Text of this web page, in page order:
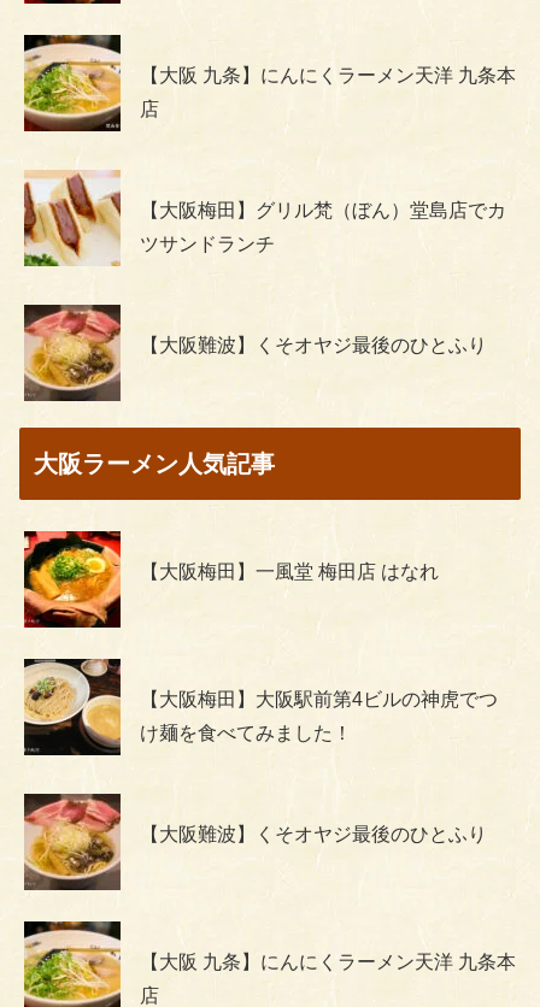
【大阪 九条】にんにくラーメン天洋 九条本
店
【大阪梅田】グリル梵（ぼん）堂島店でカ
ツサンドランチ
【大阪難波】くそオヤジ最後のひとふり
大阪ラーメン人気記事
【大阪梅田】一風堂 梅田店 はなれ
【大阪梅田】大阪駅前第4ビルの神虎でつ
け麺を食べてみました！
【大阪難波】くそオヤジ最後のひとふり
【大阪 九条】にんにくラーメン天洋 九条本
店